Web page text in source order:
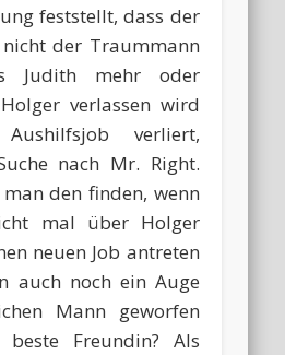
feststellt, dass der
der Traummann
Judith mehr oder
verlassen wird
verliert,
nach Mr. Right.
den finden, wenn
mal über Holger
neuen Job antreten
auch noch ein Auge
Mann geworfen
Freundin? Als